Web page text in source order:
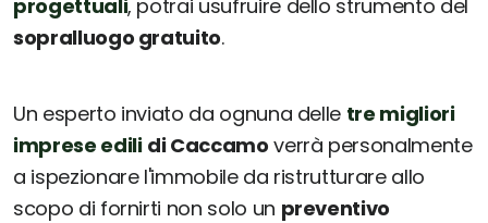
progettuali, potrai usufruire dello strumento del
sopralluogo gratuito.
Un esperto inviato da ognuna delle tre migliori
imprese edili di Caccamo verrà personalmente
a ispezionare l'immobile da ristrutturare allo
scopo di fornirti non solo un preventivo